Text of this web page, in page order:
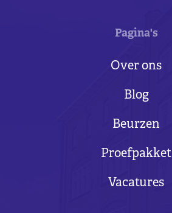
Pagina's
Over ons
Blog
Beurzen
Proefpakket
Vacatures